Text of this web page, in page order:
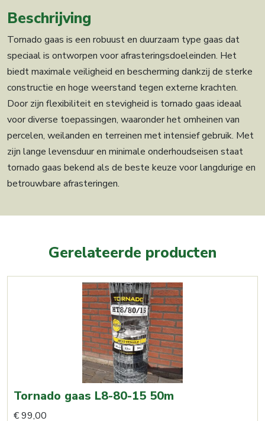
Beschrijving
Tornado gaas is een robuust en duurzaam type gaas dat
speciaal is ontworpen voor afrasteringsdoeleinden. Het
biedt maximale veiligheid en bescherming dankzij de sterke
constructie en hoge weerstand tegen externe krachten.
Door zijn flexibiliteit en stevigheid is tornado gaas ideaal
voor diverse toepassingen, waaronder het omheinen van
percelen, weilanden en terreinen met intensief gebruik. Met
zijn lange levensduur en minimale onderhoudseisen staat
tornado gaas bekend als de beste keuze voor langdurige en
betrouwbare afrasteringen.
Gerelateerde producten
Tornado gaas L8-80-15 50m
€99,00